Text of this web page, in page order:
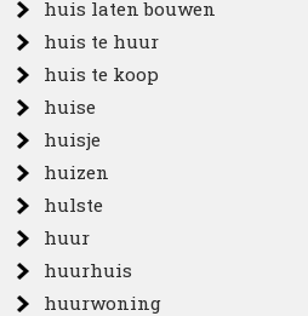
huis laten bouwen
huis te huur
huis te koop
huise
huisje
huizen
hulste
huur
huurhuis
huurwoning